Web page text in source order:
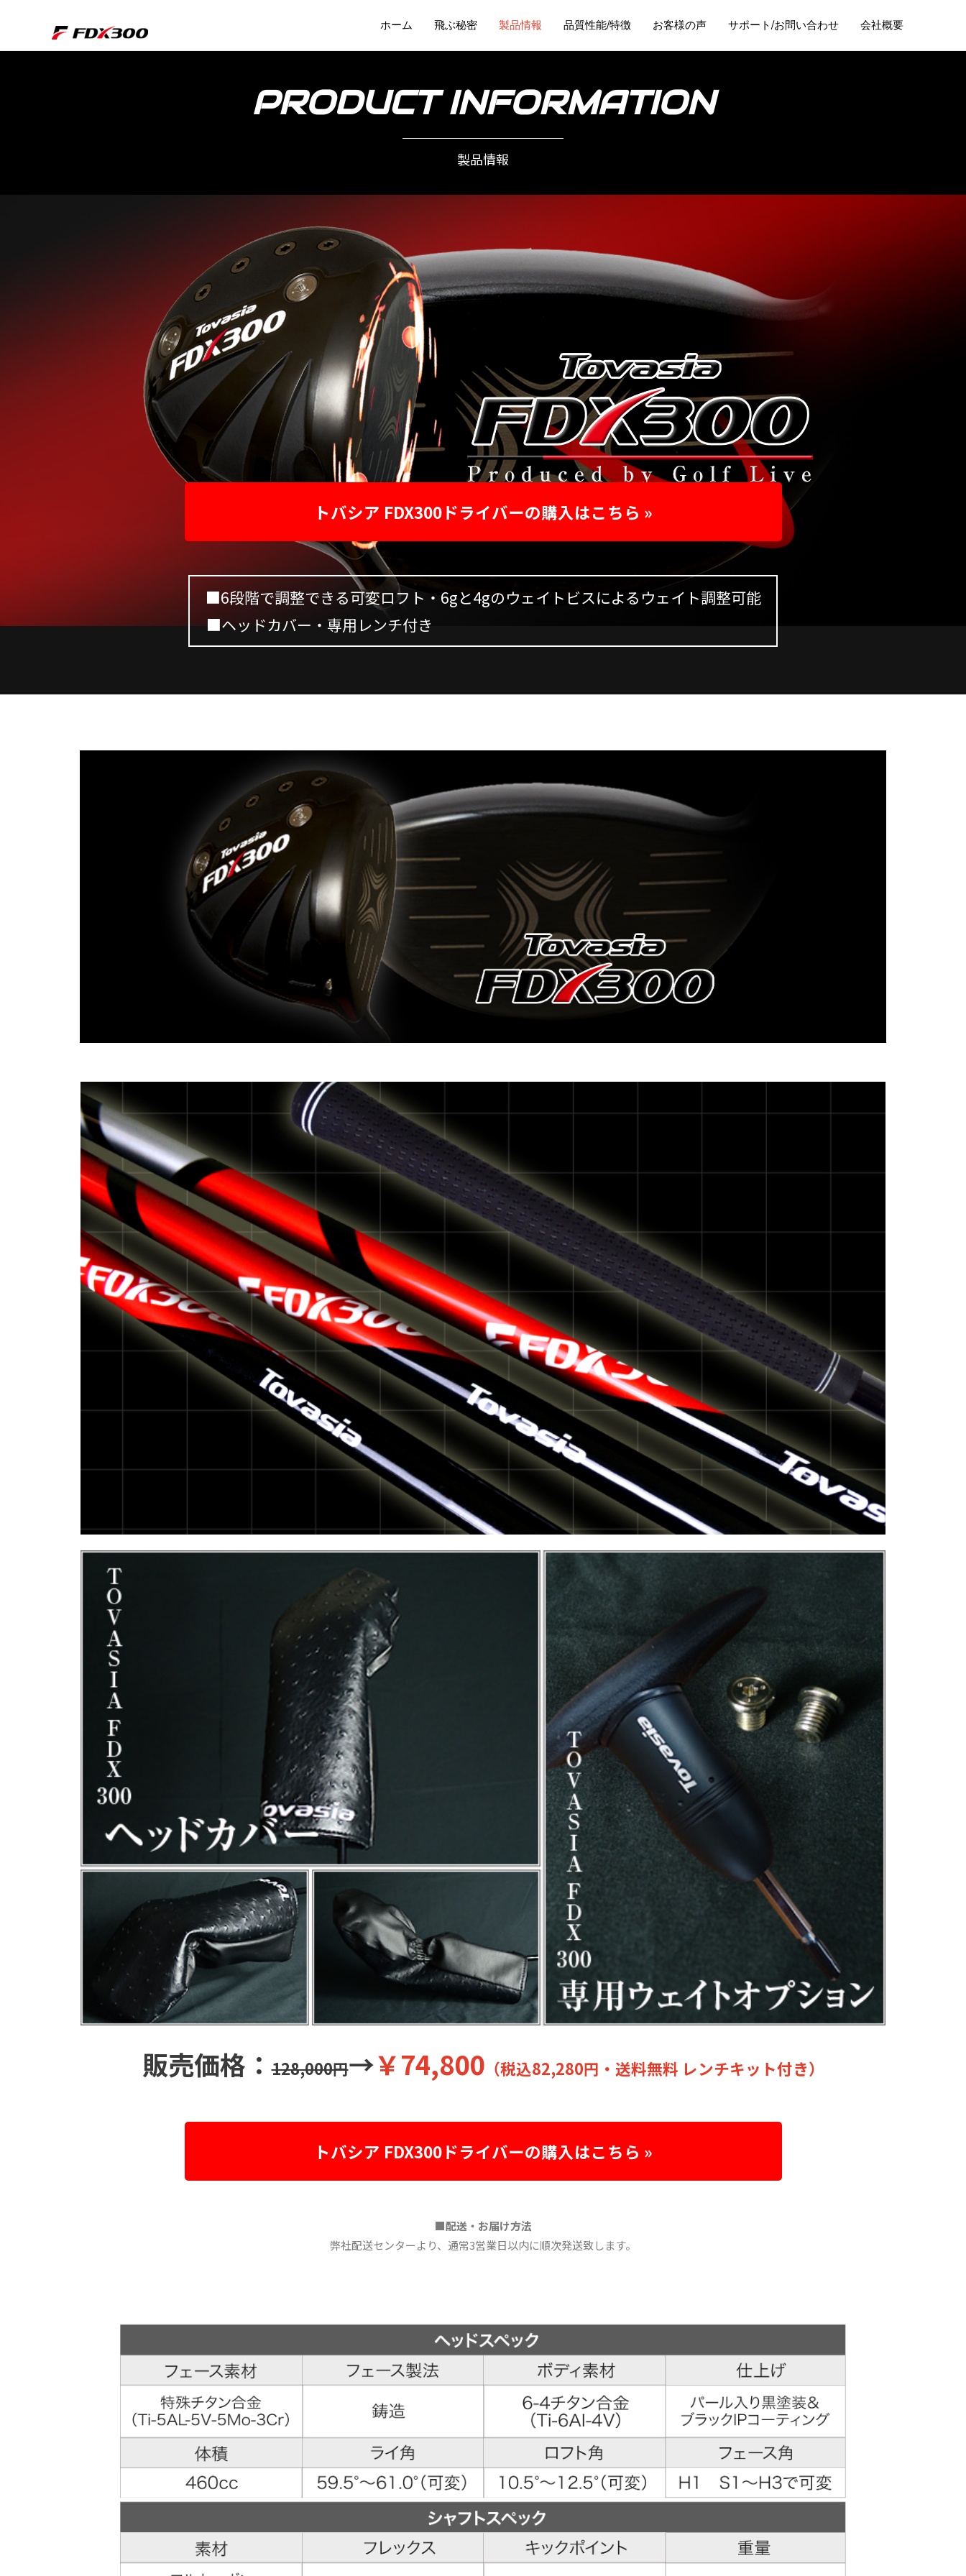
を
ホーム 飛ぶ秘密 製品情報 品質性能/特徴 お客様の声 サポート/お問い合わせ 会社概要
PRODUCT INFORMATION
製品情報
トバシア FDX300ドライバーの購入はこちら »
■6段階で調整できる可変ロフト・6gと4gのウェイトビスによるウェイト調整可能
■ヘッドカバー・専用レンチ付き
販売価格：128,000円→￥74,800（税込82,280円・ 送料無料 レンチキット付き）
トバシア FDX300ドライバーの購入はこちら »
■配送・お届け方法
弊社配送センターより、 通常3営業日以内に順次発送致します。